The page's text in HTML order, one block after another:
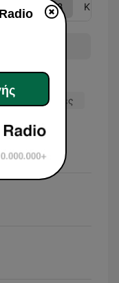
Παρ Σάβ Κυρ
30 ημέρες